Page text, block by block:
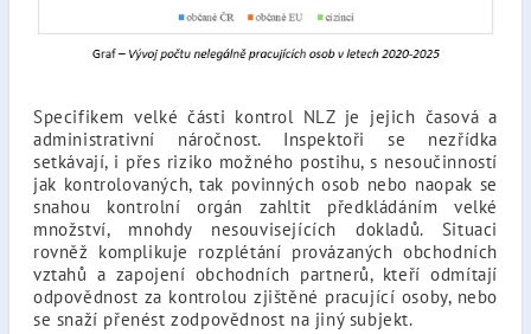
Specifikem velké části kontrol NLZ je jejich časová a
administrativní náročnost. Inspektoři se nezřídka
setkávají, i přes riziko možného postihu, s nesoučinností
jak kontrolovaných, tak povinných osob nebo naopak se
snahou kontrolní orgán zahltit předkládáním velké
množství, mnohdy nesouvisejících dokladů. Situaci
rovněž komplikuje rozplétání provázaných obchodních
vztahů a zapojení obchodních partnerů, kteří odmítají
odpovědnost za kontrolou zjištěné pracující osoby, nebo
se snaží přenést zodpovědnost na jiný subjekt.